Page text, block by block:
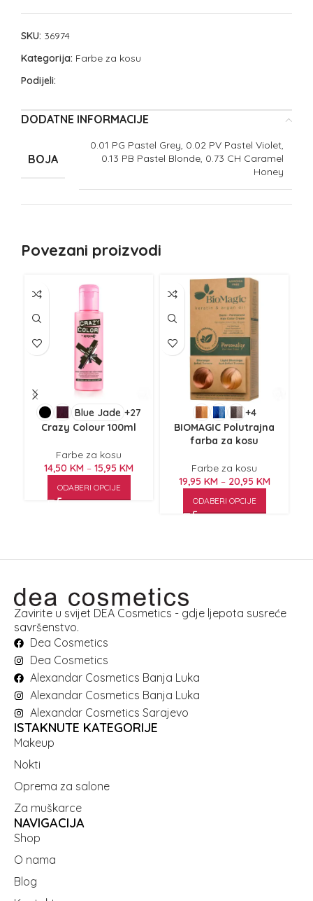
SKU: 36974
Kategorija: Farbe za kosu
Podijeli:
DODATNE INFORMACIJE
BOJA
0.01 PG Pastel Grey, 0.02 PV Pastel Violet,
0.13 PB Pastel Blonde, 0.73 CH Caramel
Honey
Povezani proizvodi
Blue Jade +27
Crazy Colour 100ml
Farbe za kosu
14,50 KM – 15,95 KM
ODABERI OPCIJE
+4
BIOMAGIC Polutrajna
farba za kosu
Farbe za kosu
19,95 KM– 20,95 KM
ODABERI OPCIJE
Zavirite u svijet DEA Cosmetics - gdje ljepota susreće
savršenstvo.
Dea Cosmetics
Dea Cosmetics
Alexandar Cosmetics Banja Luka
Alexandar Cosmetics Banja Luka
Alexandar Cosmetics Sarajevo
ISTAKNUTE KATEGORIJE
Makeup
Nokti
Oprema za salone
Za muškarce
NAVIGACIJA
Shop
O nama
Blog